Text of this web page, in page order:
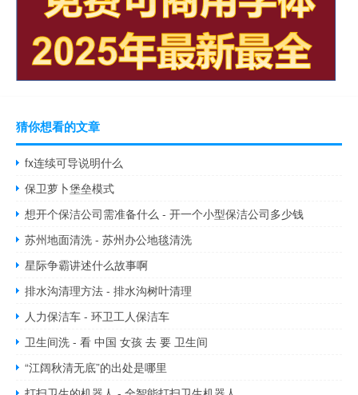
猜你想看的文章
fx连续可导说明什么
保卫萝卜堡垒模式
想开个保洁公司需准备什么 - 开一个小型保洁公司多少钱
苏州地面清洗 - 苏州办公地毯清洗
星际争霸讲述什么故事啊
排水沟清理方法 - 排水沟树叶清理
人力保洁车 - 环卫工人保洁车
卫生间洗 - 看 中国 女孩 去 要 卫生间
“江阔秋清无底”的出处是哪里